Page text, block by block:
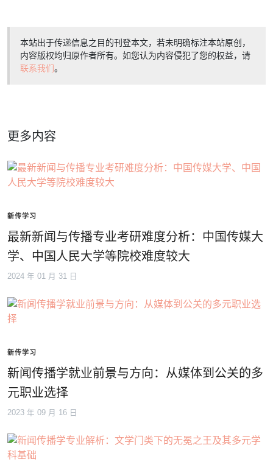
本站出于传递信息之目的刊登本文，若未明确标注本站原创，
内容版权均归原作者所有。如您认为内容侵犯了您的权益，请
联系我们。
更多内容
新传学习
最新新闻与传播专业考研难度分析：中国传媒大
学、中国人民大学等院校难度较大
2024 年 01 月 31 日
新传学习
新闻传播学就业前景与方向：从媒体到公关的多
元职业选择
2023 年 09 月 16 日